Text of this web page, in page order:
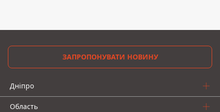
ЗАПРОПОНУВАТИ НОВИНУ
Дніпро
Область